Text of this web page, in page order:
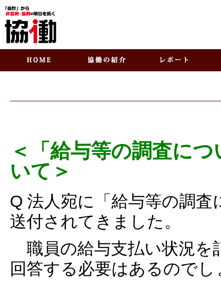
＜「給与等の調査に
いて＞
Q 法人宛に「給与等の調
送付されてきました。
職員の給与支払い状況を
回答する必要はあるのでし